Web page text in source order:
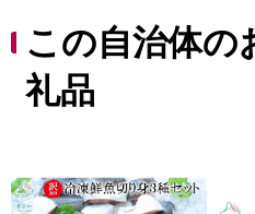
トウダラは水揚げ量が多く
質なたらこは、「海の赤い
す。
■温泉
には至るところに温泉があり
この自治体の
礼品